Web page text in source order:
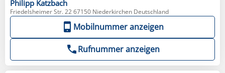
Philipp Katzbach
Friedelsheimer Str. 22 67150 Niederkirchen Deutschland
Mobilnummer anzeigen
Rufnummer anzeigen